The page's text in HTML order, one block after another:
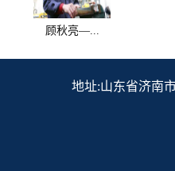
顾秋亮—...
地址:山东省济南